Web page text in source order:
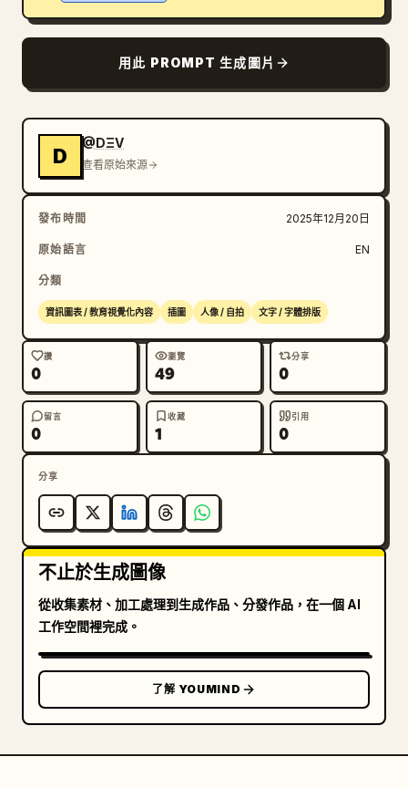
更新
用此 PROMPT 生成圖片
D
@DΞV
查看原始來源
發布時間 2025年12月20日
原始語言 EN
分類
資訊圖表 / 教育視覺化內容 插圖 人像 / 自拍 文字 / 字體排版
讚
0
瀏覽
49
分享
0
留言
0
收藏
1
引用
0
分享
不止於生成圖像
從收集素材、加工處理到生成作品、分發作品，在一個 AI
工作空間裡完成。
了解 YOUMIND